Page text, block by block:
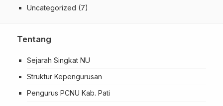
Uncategorized (7)
Tentang
Sejarah Singkat NU
Struktur Kepengurusan
Pengurus PCNU Kab. Pati